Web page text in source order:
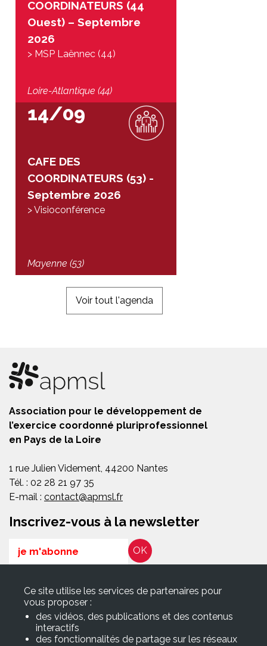
COORDINATEURS (44
Ouest) – Septembre
2026
> MSP Laënnec (44)
Loire-Atlantique (44)
14/09
CAFE DES
COORDINATEURS (53) -
Septembre 2026
> Visioconférence
Mayenne (53)
Voir tout l'agenda
Association pour le développement de
l’exercice coordonné pluriprofessionnel
en Pays de la Loire
1 rue Julien Videment, 44200 Nantes
Tél. : 02 28 21 97 35
E-mail : contact@apmsl.fr
Inscrivez-vous à la newsletter
Email
En soumettant ce formulaire, j’accepte que les informations
saisies soient exploitées pour les finalités décrites dans la page
Politique de confidentialité
Ce site utilise les services de partenaires pour
vous proposer :
des vidéos, des publications et des contenus
interactifs
des fonctionnalités de partage sur les réseaux